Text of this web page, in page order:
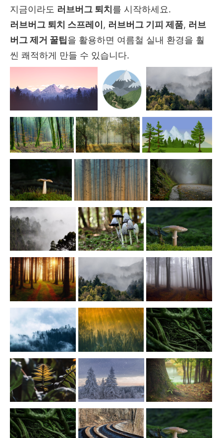
지금이라도 러브버그 퇴치를 시작하세요.
러브버그 퇴치 스프레이, 러브버그 기피 제품, 러브
버그 제거 꿀팁을 활용하면 여름철 실내 환경을 훨
씬 쾌적하게 만들 수 있습니다.